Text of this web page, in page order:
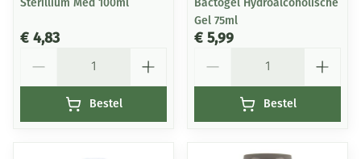
Sterillium Med 100ml
€ 4,83
Bestel
Bactogel Hydroalcoholische
Gel 75ml
€ 5,99
Bestel